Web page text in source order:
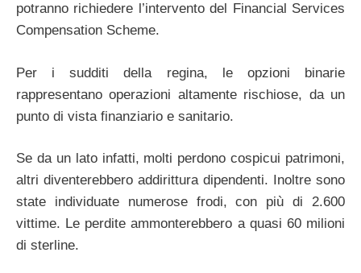
potranno richiedere l’intervento del Financial Services
Compensation Scheme.
Per i sudditi della regina, le opzioni binarie
rappresentano operazioni altamente rischiose, da un
punto di vista finanziario e sanitario.
Se da un lato infatti, molti perdono cospicui patrimoni,
altri diventerebbero addirittura dipendenti. Inoltre sono
state individuate numerose frodi, con più di 2.600
vittime. Le perdite ammonterebbero a quasi 60 milioni
di sterline.